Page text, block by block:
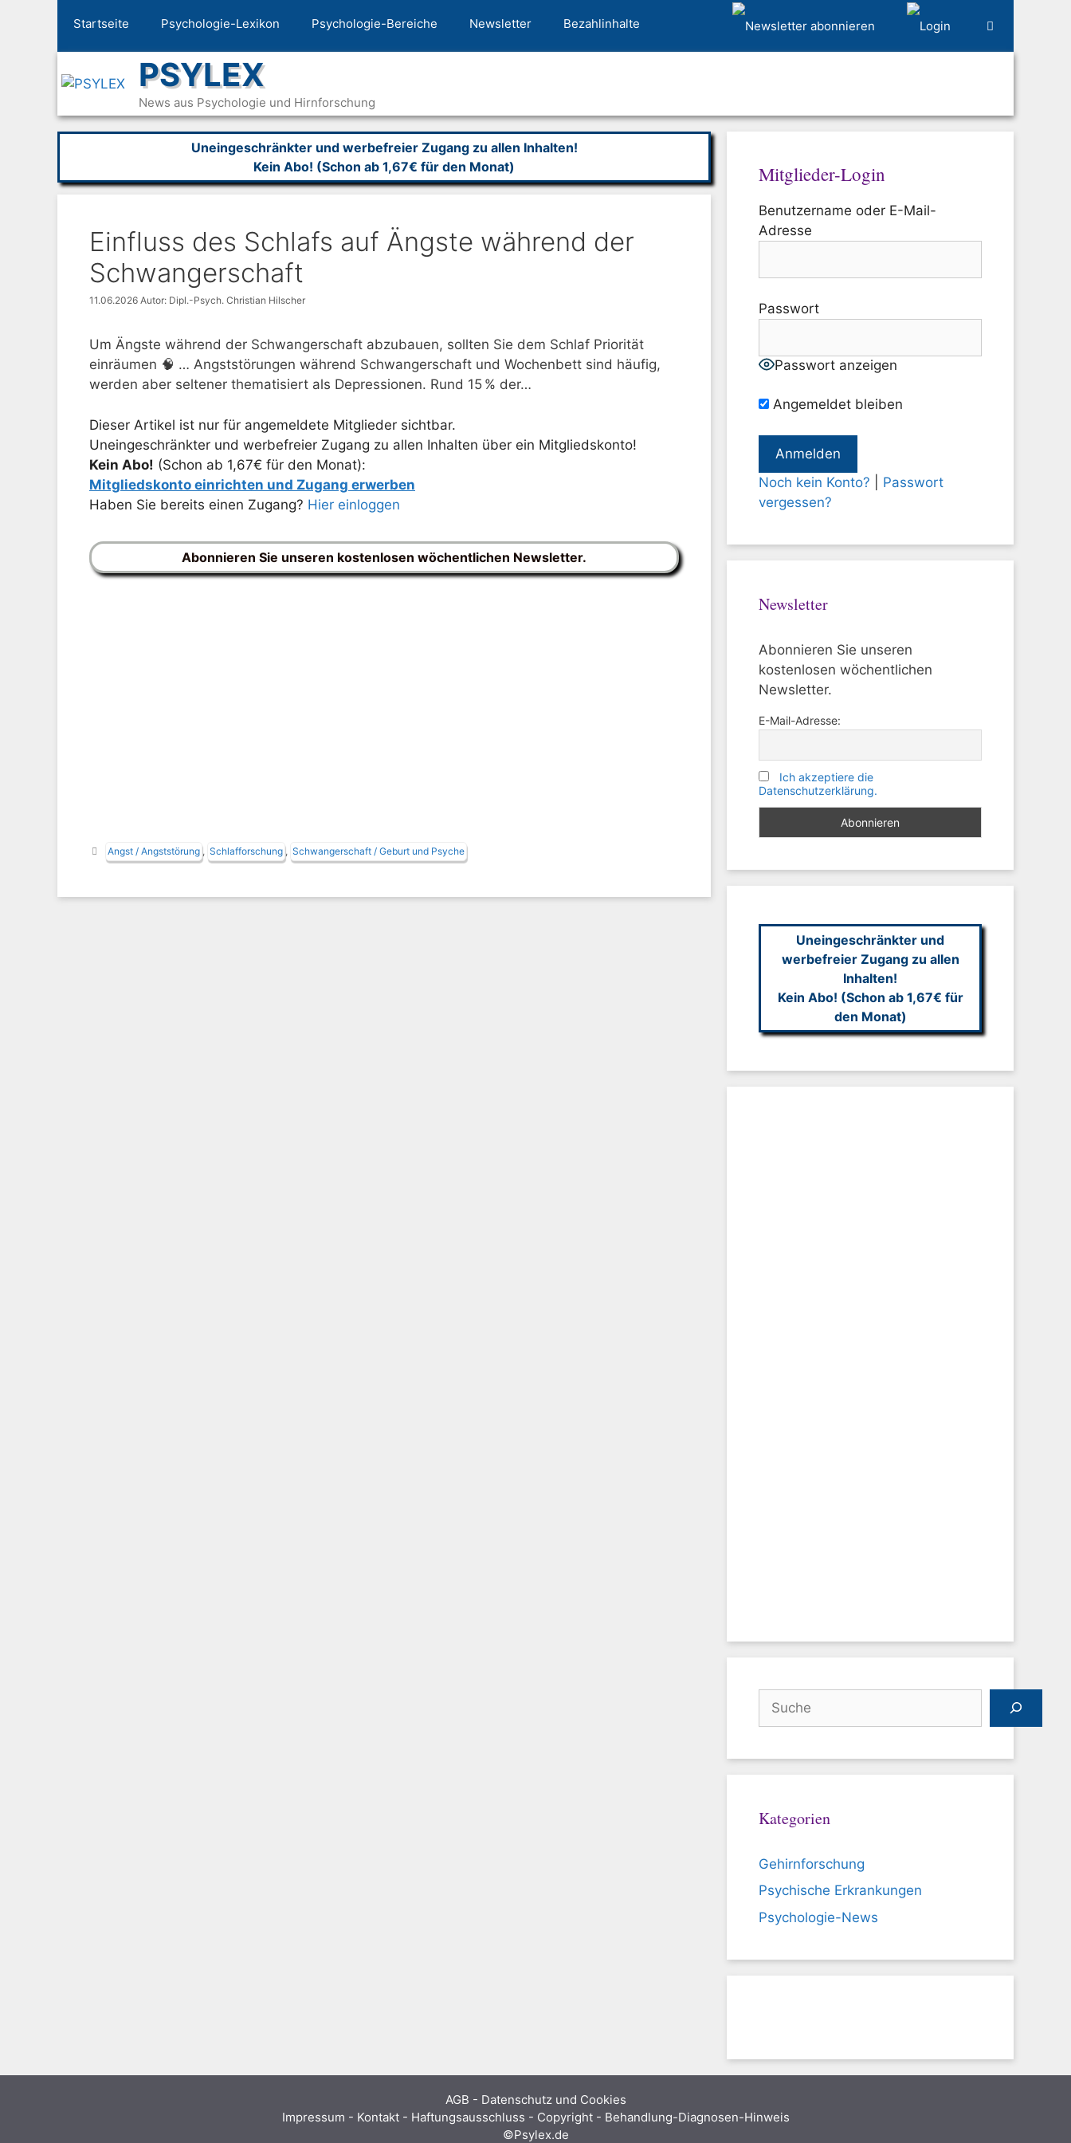
Startseite Psychologie-Lexikon Psychologie-Bereiche Newsletter Bezahlinhalte
PSYLEX
News aus Psychologie und Hirnforschung
Uneingeschränkter und werbefreier Zugang zu allen Inhalten!
Kein Abo! (Schon ab 1,67€ für den Monat)
Einfluss des Schlafs auf Ängste während der
Schwangerschaft
11.06.2026 Autor: Dipl.-Psych. Christian Hilscher
Um Ängste während der Schwangerschaft abzubauen, sollten Sie dem Schlaf Priorität
einräumen 🧠 … Angststörungen während Schwangerschaft und Wochenbett sind häufig,
werden aber seltener thematisiert als Depressionen. Rund 15 % der…
Dieser Artikel ist nur für angemeldete Mitglieder sichtbar.
Uneingeschränkter und werbefreier Zugang zu allen Inhalten über ein Mitgliedskonto!
Kein Abo! (Schon ab 1,67€ für den Monat):
Mitgliedskonto einrichten und Zugang erwerben
Haben Sie bereits einen Zugang? Hier einloggen
Abonnieren Sie unseren kostenlosen wöchentlichen Newsletter.
Schlagwörter
Angst / Angststörung , Schlafforschung , Schwangerschaft / Geburt und Psyche
Mitglieder-Login
Benutzername oder E-Mail-
Adresse
Passwort
Passwort anzeigen
Angemeldet bleiben
Noch kein Konto?
Passwort
vergessen?
Newsletter
Abonnieren Sie unseren
kostenlosen wöchentlichen
Newsletter.
E-Mail-Adresse:
Ich akzeptiere die
Datenschutzerklärung.
Uneingeschränkter und
werbefreier Zugang zu allen
Inhalten!
Kein Abo! (Schon ab 1,67€ für
den Monat)
Kategorien
Gehirnforschung
Psychische Erkrankungen
Psychologie-News
AGB - Datenschutz und Cookies
Impressum - Kontakt - Haftungsausschluss - Copyright - Behandlung-Diagnosen-Hinweis
©Psylex.de